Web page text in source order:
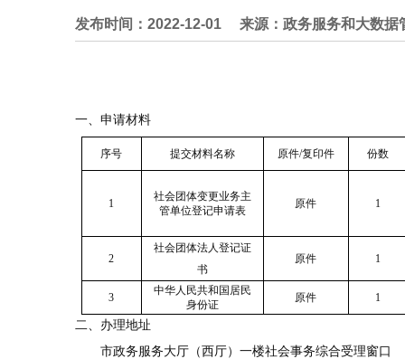
发布时间：2022-12-01 来源：政务服务和大数据
一、申请材料
序号 提交材料名称 原件/复印件 份数
1
社会团体变更业务主
管单位登记申请表
原件 1
2
社会团体法人登记证
书
原件 1
3
中华人民共和国居民
身份证
原件 1
二、办理地址
市政务服务大厅（西厅）一楼社会事务综合受理窗口